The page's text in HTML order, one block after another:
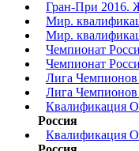
Гран-При 2016.
Мир.
Мир.
Чемпионат
Чемпионат
Лига
Лига
Квалификация
Россия
Квалификация